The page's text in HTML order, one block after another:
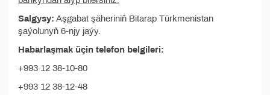
Salgysy: Aşgabat şäheriniň Bitarap Türkmenistan
şaýolunyň 6-njy jaýy.
Habarlaşmak üçin telefon belgileri:
+993 12 38-10-80
+993 12 38-12-48